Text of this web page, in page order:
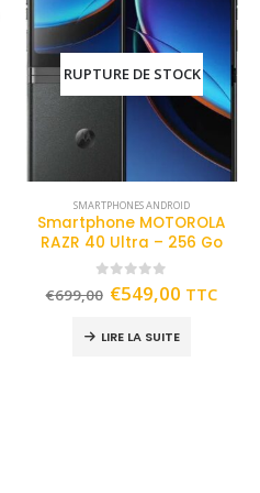
RUPTURE DE STOCK
SMARTPHONES ANDROID
Smartphone MOTOROLA
RAZR 40 Ultra – 256 Go
out of 5
€699,00 €549,00 TTC
LIRE LA SUITE